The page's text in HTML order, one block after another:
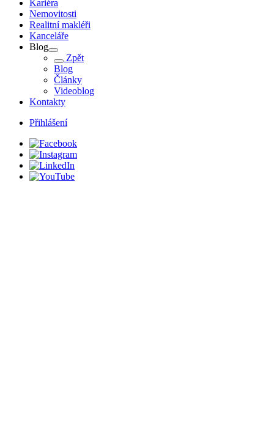
Kariéra
Nemovitosti
Realitní makléři
Kanceláře
Blog
Zpět
Blog
Články
Videoblog
Kontakty
Přihlášení